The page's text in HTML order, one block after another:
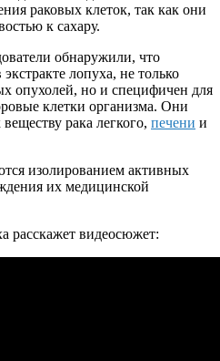
раковых клеток, так как они
к сахару.
обнаружили, что
лопуха, не только
опухолей, но и специфичен для
клетки организма. Они
рака легкого, печени и
изолированием активных
их медицинской
расскажет видеосюжет: